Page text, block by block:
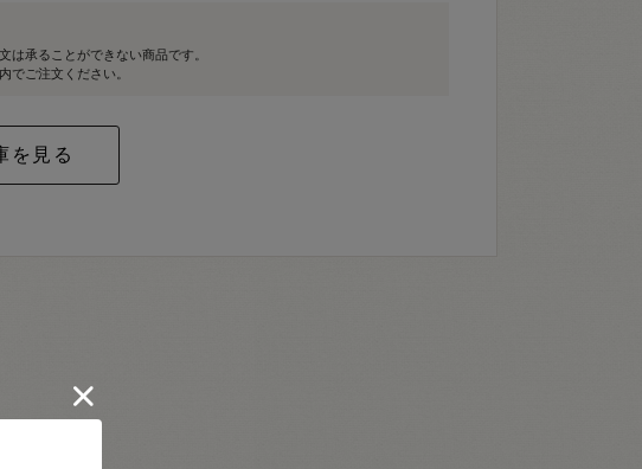
は承ることができない商品です。
でご注文ください。